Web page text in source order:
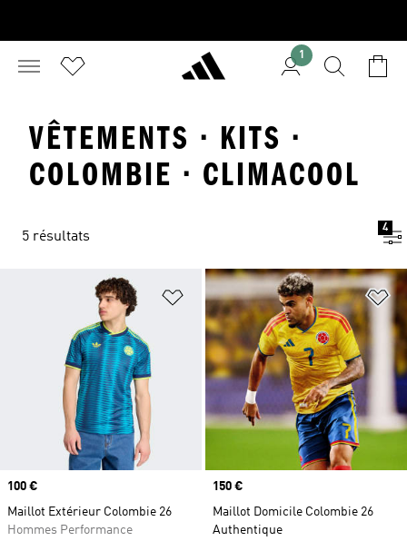
1
VÊTEMENTS · KITS ·
COLOMBIE · CLIMACOOL
5 résultats
4
Ajouter à la Liste de produits
Prix
100 €
Maillot Extérieur Colombie 26
Hommes Performance
Prix
150 €
Maillot Domicile Colombie 26
Authentique